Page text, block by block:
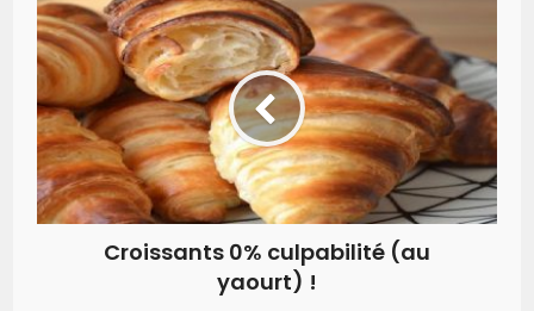
Croissants 0% culpabilité (au
yaourt) !